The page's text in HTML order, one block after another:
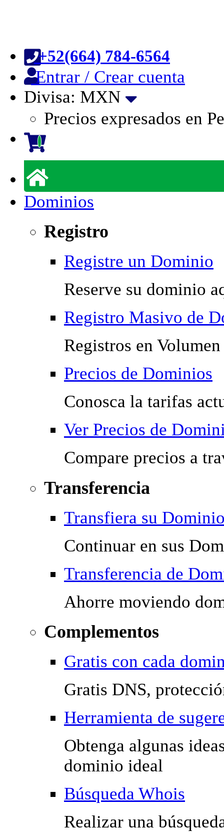
+52(664) 784-6564
Entrar / Crear cuenta
Divisa: MXN
Precios expresados en
Dominios
Registro
Registre un Dominio
Reserve su dominio
Registro Masivo de
Registros en
Precios de Dominios
Conosca la tarifas
Ver Precios de
Compare precios a
Transferencia
Transfiera su
Continuar en sus
Transferencia de
Ahorre moviendo
Complementos
Gratis con cada
Gratis DNS,
Herramienta de
Obtenga algunas
dominio ideal
Búsqueda Whois
Realizar una